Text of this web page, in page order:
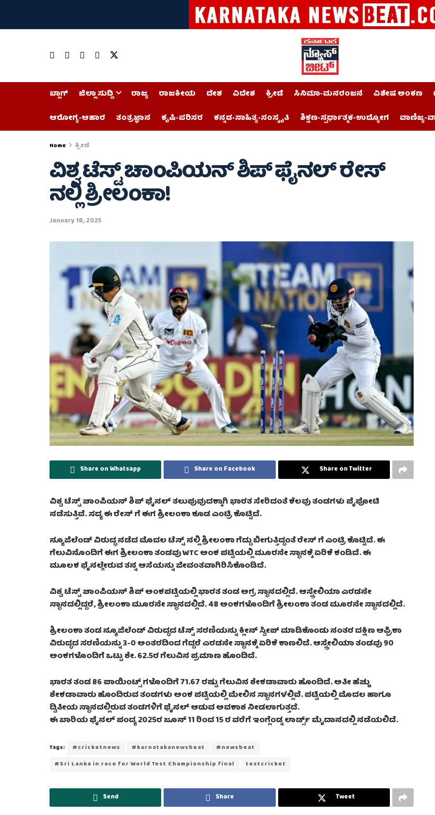
ಬ್ಲಾಗ್ ಜಿಲ್ಲಾ ಸುದ್ದಿ ರಾಜ್ಯ ರಾಜಕೀಯ ದೇಶ ವಿದೇಶ ಕ್ರೀಡೆ ಸಿನಿಮಾ-ಮನರಂಜನೆ ವಿಶೇಷ ಅಂಕಣ
ಆರೋಗ್ಯ-ಆಹಾರ
ತಂತ್ರಜ್ಞಾನ ಕೃಷಿ-ಪರಿಸರ ಕನ್ನಡ-ಸಾಹಿತ್ಯ-ಸಂಸ್ಕೃತಿ ಶಿಕ್ಷಣ-ಸ್ಪರ್ಧಾತ್ಮಕ-ಉದ್ಯೋಗ ವಾಣಿಜ್ಯ-
Home ಕ್ರೀಡೆ
ವಿಶ್ವ ಟೆಸ್ಟ್ ಚಾಂಪಿಯನ್ ಶಿಪ್ ಫೈನಲ್ ರೇಸ್
ನಲ್ಲಿ ಶ್ರೀಲಂಕಾ!
January 18, 2025
Share on Whatsapp Share on Facebook Share on Twitter
ವಿಶ್ವ ಟೆಸ್ಟ್ ಚಾಂಪಿಯನ್ ಶಿಪ್ ಫೈನಲ್ ತಲುಪುವುದಕ್ಕಾಗಿ ಭಾರತ ಸೇರಿದಂತೆ ಕೆಲವು ತಂಡಗಳು ಪೈಪೋಟಿ
ನಡೆಸುತ್ತಿವೆ. ಸದ್ಯ ಈ ರೇಸ್ ಗೆ ಈಗ ಶ್ರೀಲಂಕಾ ಕೂಡ ಎಂಟ್ರಿ ಕೊಟ್ಟಿದೆ.
ನ್ಯೂಜಿಲೆಂಡ್ ವಿರುದ್ಧ ನಡೆದ ಮೊದಲ ಟೆಸ್ಟ್ ನಲ್ಲಿ ಶ್ರೀಲಂಕಾ ಗೆದ್ದು ಬೀಗುತ್ತಿದ್ದಂತೆ ರೇಸ್ ಗೆ ಎಂಟ್ರಿ ಕೊಟ್ಟಿದೆ. ಈ
ಗೆಲುವಿನೊಂದಿಗೆ ಈಗ ಶ್ರೀಲಂಕಾ ತಂಡವು WTC ಅಂಕ ಪಟ್ಟಿಯಲ್ಲಿ ಮೂರನೇ ಸ್ಥಾನಕ್ಕೆ ಏರಿಕೆ ಕಂಡಿದೆ. ಈ
ಮೂಲಕ ಫೈನಲ್ಗೇರುವ ತನ್ನ ಆಸೆಯನ್ನು ಜೀವಂತವಾಗಿರಿಸಿಕೊಂಡಿದೆ.
ವಿಶ್ವ ಟೆಸ್ಟ್ ಚಾಂಪಿಯನ್ ಶಿಪ್ ಅಂಕಪಟ್ಟಿಯಲ್ಲಿ ಭಾರತ ತಂಡ ಅಗ್ರ ಸ್ಥಾನದಲ್ಲಿದೆ. ಆಸ್ಟ್ರೇಲಿಯಾ ಎರಡನೇ
ಸ್ಥಾನದಲ್ಲಿದ್ದರೆ, ಶ್ರೀಲಂಕಾ ಮೂರನೇ ಸ್ಥಾನದಲ್ಲಿದೆ. 48 ಅಂಕಗಳೊಂದಿಗೆ ಶ್ರೀಲಂಕಾ ತಂಡ ಮೂರನೇ ಸ್ಥಾನದಲ್ಲಿದೆ.
ಶ್ರೀಲಂಕಾ ತಂಡ ನ್ಯೂಜಿಲೆಂಡ್ ವಿರುದ್ಧದ ಟೆಸ್ಟ್ ಸರಣಿಯನ್ನು ಕ್ಲೀನ್ ಸ್ವೀಪ್ ಮಾಡಿಕೊಂಡು ನಂತರ ದಕ್ಷಿಣ ಆಫ್ರಿಕಾ
ವಿರುದ್ಧದ ಸರಣಿಯನ್ನು 3-0 ಅಂತರದಿಂದ ಗೆದ್ದರೆ ಎರಡನೇ ಸ್ಥಾನಕ್ಕೆ ಏರಿಕೆ ಕಾಣಲಿದೆ. ಆಸ್ಟ್ರೇಲಿಯಾ ತಂಡವು 90
ಅಂಕಗಳೊಂದಿಗೆ ಒಟ್ಟು ಶೇ. 62.5ರ ಗೆಲುವಿನ ಪ್ರಮಾಣ ಹೊಂದಿದೆ.
ಭಾರತ ತಂಡ 86 ಪಾಯಿಂಟ್ಸ್ ಗಳೊಂದಿಗೆ 71.67 ರಷ್ಟು ಗೆಲುವಿನ ಶೇಕಡಾವಾರು ಹೊಂದಿದೆ. ಅತೀ ಹೆಚ್ಚು
ಶೇಕಡಾವಾರು ಹೊಂದಿರುವ ತಂಡಗಳು ಅಂಕ ಪಟ್ಟಿಯಲ್ಲಿ ಮೇಲಿನ ಸ್ಥಾನಗಳಲ್ಲಿವೆ. ಪಟ್ಟಿಯಲ್ಲಿ ಮೊದಲ ಹಾಗೂ
ದ್ವಿತೀಯ ಸ್ಥಾನದಲ್ಲಿರುವ ತಂಡಗಳಿಗೆ ಫೈನಲ್ ಆಡುವ ಅವಕಾಶ ನೀಡಲಾಗುತ್ತದೆ.
ಈ ಬಾರಿಯ ಫೈನಲ್ ಪಂದ್ಯ 2025ರ ಜೂನ್ 11 ರಿಂದ 15 ರ ವರೆಗೆ ಇಂಗ್ಲೆಂಡ್ನ ಲಾರ್ಡ್ಸ್ ಮೈದಾನದಲ್ಲಿ ನಡೆಯಲಿದೆ.
Tags: #cricketnews #karnatakanewsbeat
#newsbeat
#Sri Lanka in race for World Test Championship final
testcricket
Send Share Tweet